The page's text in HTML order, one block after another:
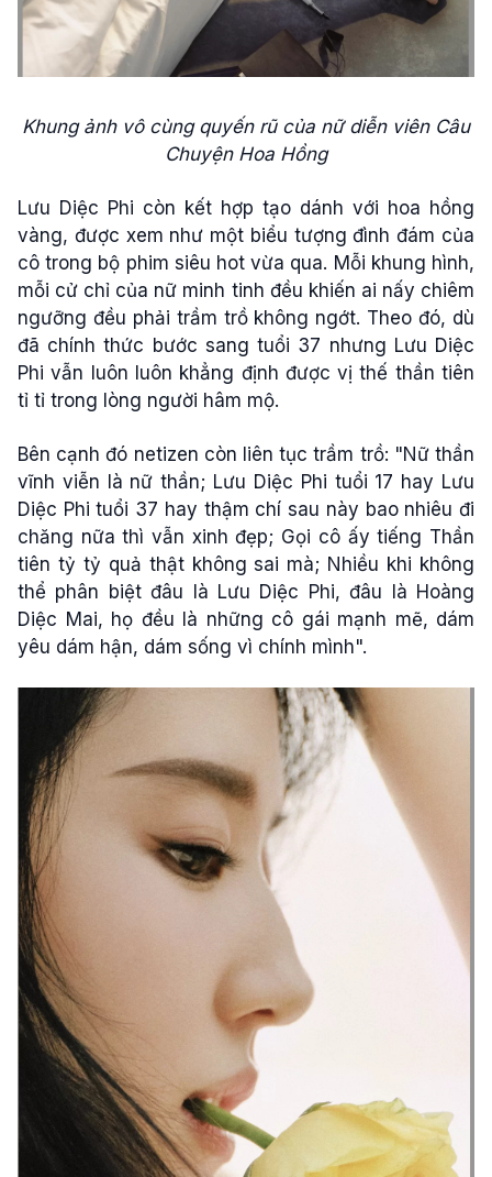
Khung ảnh vô cùng quyến rũ của nữ diễn viên Câu
Chuyện Hoa Hồng
Lưu Diệc Phi còn kết hợp tạo dánh với hoa hồng
vàng, được xem như một biểu tượng đình đám của
cô trong bộ phim siêu hot vừa qua. Mỗi khung hình,
mỗi cử chỉ của nữ minh tinh đều khiến ai nấy chiêm
ngưỡng đều phải trầm trồ không ngớt. Theo đó, dù
đã chính thức bước sang tuổi 37 nhưng Lưu Diệc
Phi vẫn luôn luôn khẳng định được vị thế thần tiên
tỉ tỉ trong lòng người hâm mộ.
Bên cạnh đó netizen còn liên tục trầm trồ: "Nữ thần
vĩnh viễn là nữ thần; Lưu Diệc Phi tuổi 17 hay Lưu
Diệc Phi tuổi 37 hay thậm chí sau này bao nhiêu đi
chăng nữa thì vẫn xinh đẹp; Gọi cô ấy tiếng Thần
tiên tỷ tỷ quả thật không sai mà; Nhiều khi không
thể phân biệt đâu là Lưu Diệc Phi, đâu là Hoàng
Diệc Mai, họ đều là những cô gái mạnh mẽ, dám
yêu dám hận, dám sống vì chính mình".